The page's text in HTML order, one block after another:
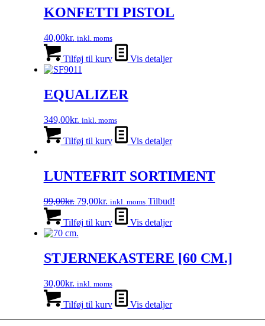
KONFETTI PISTOL
40,00kr. inkl. moms
Tilføj til kurv Vis detaljer
EQUALIZER
349,00kr. inkl. moms
Tilføj til kurv Vis detaljer
LUNTEFRIT SORTIMENT
99,00kr. Den
oprindelige
pris
var:
79,00kr. Den
aktuelle
pris
inkl. moms Tilbud!
Tilføj til kurv Vis detaljer
STJERNEKASTERE [60 CM.]
30,00kr. inkl. moms
Tilføj til kurv Vis detaljer